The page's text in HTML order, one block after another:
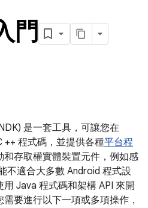
門
是一套工具，可讓您在
++ 程式碼，並提供各種平台程
和存取權實體裝置元件，例如感
不適合大多數 Android 程式設
Java 程式碼和架構 API 來開
要進行以下一項或多項操作，